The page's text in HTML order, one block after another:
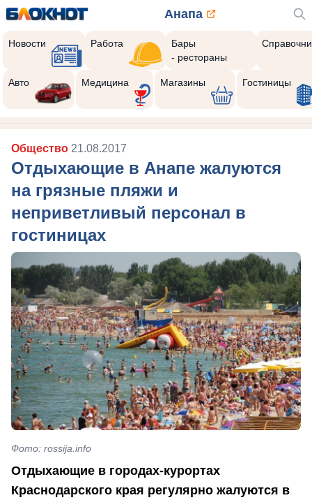
Анапа
Новости Работа
Бары
- рестораны
Авто Медицина Магазины Гостиницы
Общество 21.08.2017
Отдыхающие в Анапе жалуются
на грязные пляжи и
неприветливый персонал в
гостиницах
Фото: rossija.info
Отдыхающие в городах-курортах
Краснодарского края регулярно жалуются в